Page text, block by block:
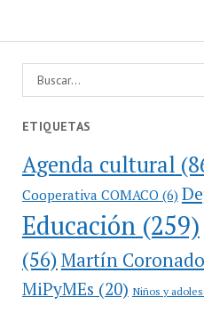
ETIQUETAS
Agenda cultural
Cooperativa COMACO(6)
Educación(259)
(56)Martín Coronado
MiPyMEs (20) Niños y